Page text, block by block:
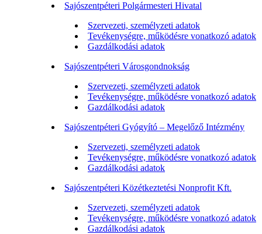
Sajószentpéteri Polgármesteri Hivatal
Szervezeti, személyzeti adatok
Tevékenységre, működésre vonatkozó adatok
Gazdálkodási adatok
Sajószentpéteri Városgondnokság
Szervezeti, személyzeti adatok
Tevékenységre, működésre vonatkozó adatok
Gazdálkodási adatok
Sajószentpéteri Gyógyító – Megelőző Intézmény
Szervezeti, személyzeti adatok
Tevékenységre, működésre vonatkozó adatok
Gazdálkodási adatok
Sajószentpéteri Közétkeztetési Nonprofit Kft.
Szervezeti, személyzeti adatok
Tevékenységre, működésre vonatkozó adatok
Gazdálkodási adatok